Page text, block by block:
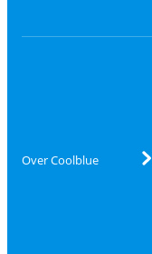
Over Coolblue